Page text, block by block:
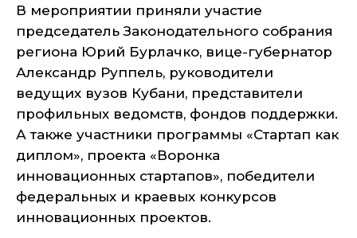
В мероприятии приняли участие
председатель Законодательного собрания
региона Юрий Бурлачко, вице-губернатор
Александр Руппель, руководители
ведущих вузов Кубани, представители
профильных ведомств, фондов поддержки.
А также участники программы «Стартап как
диплом», проекта «Воронка
инновационных стартапов», победители
федеральных и краевых конкурсов
инновационных проектов.